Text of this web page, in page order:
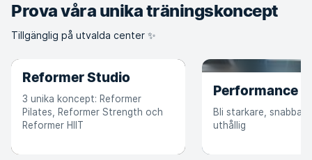
Prova våra unika träningskoncept
Tillgänglig på utvalda center ✨
Reformer Studio
3 unika koncept: Reformer
Pilates, Reformer Strength och
Reformer HIIT
Performance
Bli starkare,
uthållig